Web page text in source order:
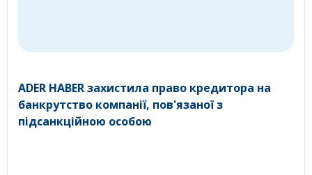
ADER HABER захистила право кредитора на
банкрутство компанії, пов'язаної з
підсанкційною особою